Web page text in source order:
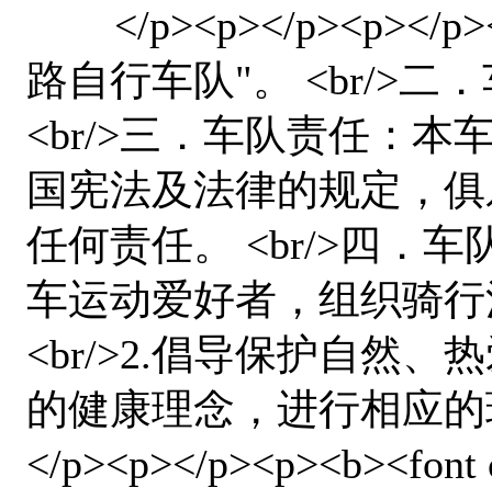
</p><p></p><p></
路自行车队"。 <br/>二
<br/>三．车队责任：本
国宪法及法律的规定，
任何责任。 <br/>四．车
车运动爱好者，组织骑
<br/>2.倡导保护自然、
的健康理念，进行相应
</p><p></